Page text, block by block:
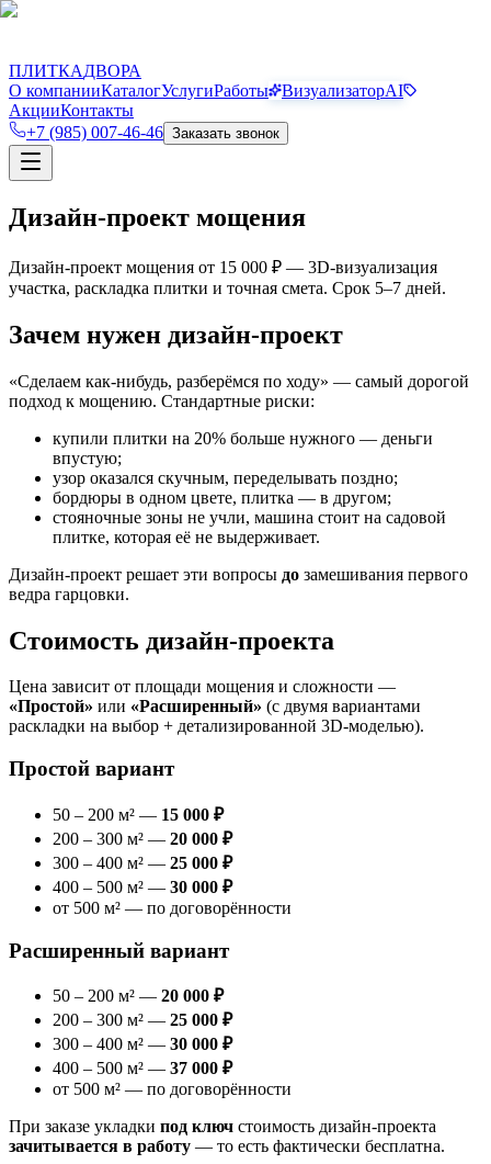
ПЛИТКАДВОРА
О компанииКаталогУслугиРаботы ВизуализаторAI
АкцииКонтакты
+7 (985) 007-46-46 Заказать звонок
Дизайн-проект мощения
Дизайн-проект мощения от 15 000 ₽ — 3D-визуализация
участка, раскладка плитки и точная смета. Срок 5–7 дней.
Зачем нужен дизайн-проект
«Сделаем как-нибудь, разберёмся по ходу» — самый дорогой
подход к мощению. Стандартные риски:
купили плитки на 20% больше нужного — деньги
впустую;
узор оказался скучным, переделывать поздно;
бордюры в одном цвете, плитка — в другом;
стояночные зоны не учли, машина стоит на садовой
плитке, которая её не выдерживает.
Дизайн-проект решает эти вопросы до замешивания первого
ведра гарцовки.
Стоимость дизайн-проекта
Цена зависит от площади мощения и сложности —
«Простой» или «Расширенный» (с двумя вариантами
раскладки на выбор + детализированной 3D-моделью).
Простой вариант
50 – 200 м² — 15 000 ₽
200 – 300 м² — 20 000 ₽
300 – 400 м² — 25 000 ₽
400 – 500 м² — 30 000 ₽
от 500 м² — по договорённости
Расширенный вариант
50 – 200 м² — 20 000 ₽
200 – 300 м² — 25 000 ₽
300 – 400 м² — 30 000 ₽
400 – 500 м² — 37 000 ₽
от 500 м² — по договорённости
При заказе укладки под ключ стоимость дизайн-проекта
зачитывается в работу — то есть фактически бесплатна.